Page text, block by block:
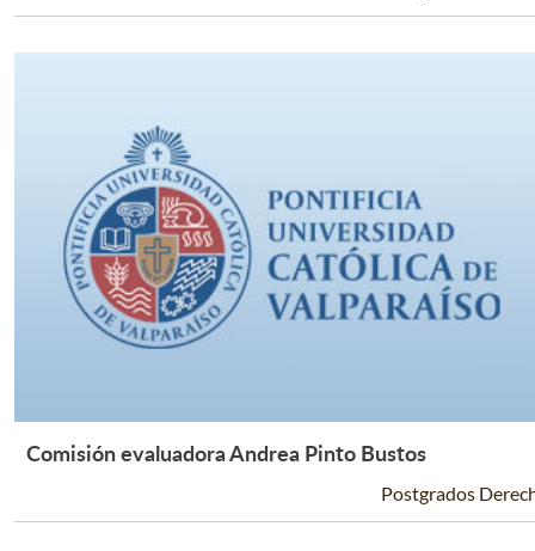
Leer Más +
Comisión evaluadora Andrea Pinto Bustos
Postgrados